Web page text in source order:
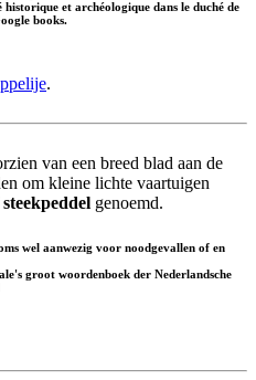
et archéologique dans le duché de
books.
.
van een breed blad aan de
om kleine lichte vaartuigen
steekpeddel genoemd.
wel aanwezig voor noodgevallen of en
groot woordenboek der Nederlandsche